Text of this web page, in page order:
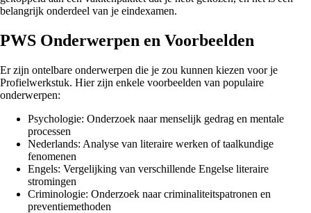
belangrijk onderdeel van je eindexamen.
PWS Onderwerpen en Voorbeelden
Er zijn ontelbare onderwerpen die je zou kunnen kiezen voor je
Profielwerkstuk. Hier zijn enkele voorbeelden van populaire
onderwerpen:
Psychologie: Onderzoek naar menselijk gedrag en mentale
processen
Nederlands: Analyse van literaire werken of taalkundige
fenomenen
Engels: Vergelijking van verschillende Engelse literaire
stromingen
Criminologie: Onderzoek naar criminaliteitspatronen en
preventiemethoden